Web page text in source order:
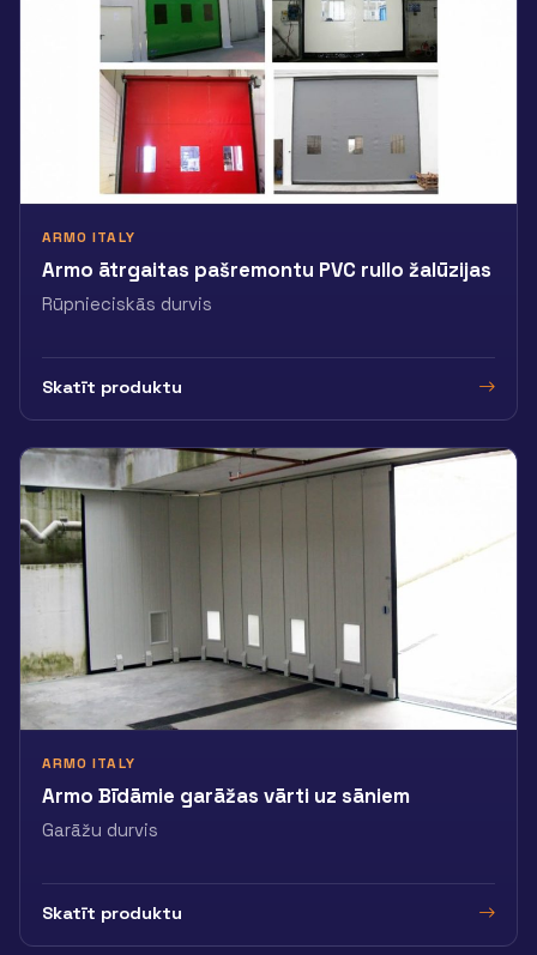
ARMO ITALY
Armo ātrgaitas pašremontu PVC rullo žalūzijas
Rūpnieciskās durvis
Skatīt produktu
ARMO ITALY
Armo Bīdāmie garāžas vārti uz sāniem
Garāžu durvis
Skatīt produktu